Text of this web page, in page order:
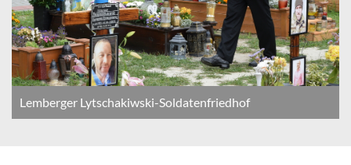
Lemberger Lytschakiwski-Soldatenfriedhof